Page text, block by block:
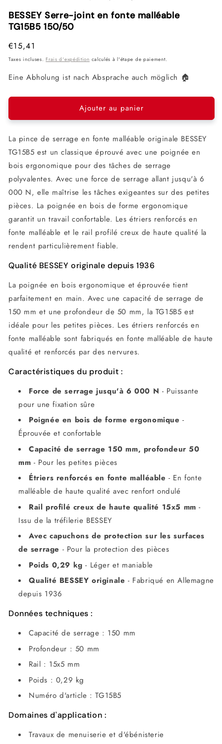
dans
une
fenêtre
dans
une
BESSEY Serre-joint en fonte malléable
TG15B5 150/50
Prix
habituel
€15,41
Taxes incluses.Frais d'expédition calculés à l'étape de paiement.
Eine Abholung ist nach Absprache auch möglich 🏠
Ajouter au panier
La pince de serrage en fonte malléable originale BESSEY
TG15B5 est un classique éprouvé avec une poignée en
bois ergonomique pour des tâches de serrage
polyvalentes. Avec une force de serrage allant jusqu'à 6
000 N, elle maîtrise les tâches exigeantes sur des petites
pièces. La poignée en bois de forme ergonomique
garantit un travail confortable. Les étriers renforcés en
fonte malléable et le rail profilé creux de haute qualité la
rendent particulièrement fiable.
Qualité BESSEY originale depuis 1936
La poignée en bois ergonomique et éprouvée tient
parfaitement en main. Avec une capacité de serrage de
150 mm et une profondeur de 50 mm, la TG15B5 est
idéale pour les petites pièces. Les étriers renforcés en
fonte malléable sont fabriqués en fonte malléable de haute
qualité et renforcés par des nervures.
Caractéristiques du produit :
Force de serrage jusqu'à 6 000 N - Puissante
pour une fixation sûre
Poignée en bois de forme ergonomique -
Éprouvée et confortable
Capacité de serrage 150 mm, profondeur 50
mm - Pour les petites pièces
Étriers renforcés en fonte malléable - En fonte
malléable de haute qualité avec renfort ondulé
Rail profilé creux de haute qualité 15x5 mm -
Issu de la tréfilerie BESSEY
Avec capuchons de protection sur les surfaces
de serrage - Pour la protection des pièces
Poids 0,29 kg - Léger et maniable
Qualité BESSEY originale - Fabriqué en Allemagne
depuis 1936
Données techniques :
Capacité de serrage : 150 mm
Profondeur : 50 mm
Rail : 15x5 mm
Poids : 0,29 kg
Numéro d'article : TG15B5
Domaines d'application :
Travaux de menuiserie et d'ébénisterie